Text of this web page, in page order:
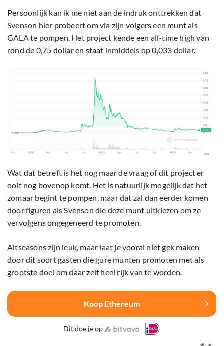
Persoonlijk kan ik me niet aan de indruk onttrekken dat
Svenson hier probeert om via zijn volgers een munt als
GALA te pompen. Het project kende een all-time high van
rond de 0,75 dollar en staat inmiddels op 0,033 dollar.
Wat dat betreft is het nog maar de vraag of dit project er
ooit nog bovenop komt. Het is natuurlijk mogelijk dat het
zomaar begint te pompen, maar dat zal dan eerder komen
door figuren als Svenson die deze munt uitkiezen om ze
vervolgens ongegeneerd te promoten.
Altseasons zijn leuk, maar laat je vooral niet gek maken
door dit soort gasten die gure munten promoten met als
grootste doel om daar zelf heel rijk van te worden.
Koop Ethereum
Dit doe je op